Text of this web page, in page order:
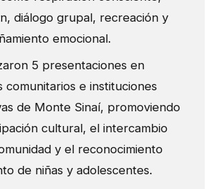
diálogo grupal, recreación y
emocional.
5 presentaciones en
comunitarios e instituciones
de Monte Sinaí, promoviendo
cultural, el intercambio
y el reconocimiento
de niñas y adolescentes.